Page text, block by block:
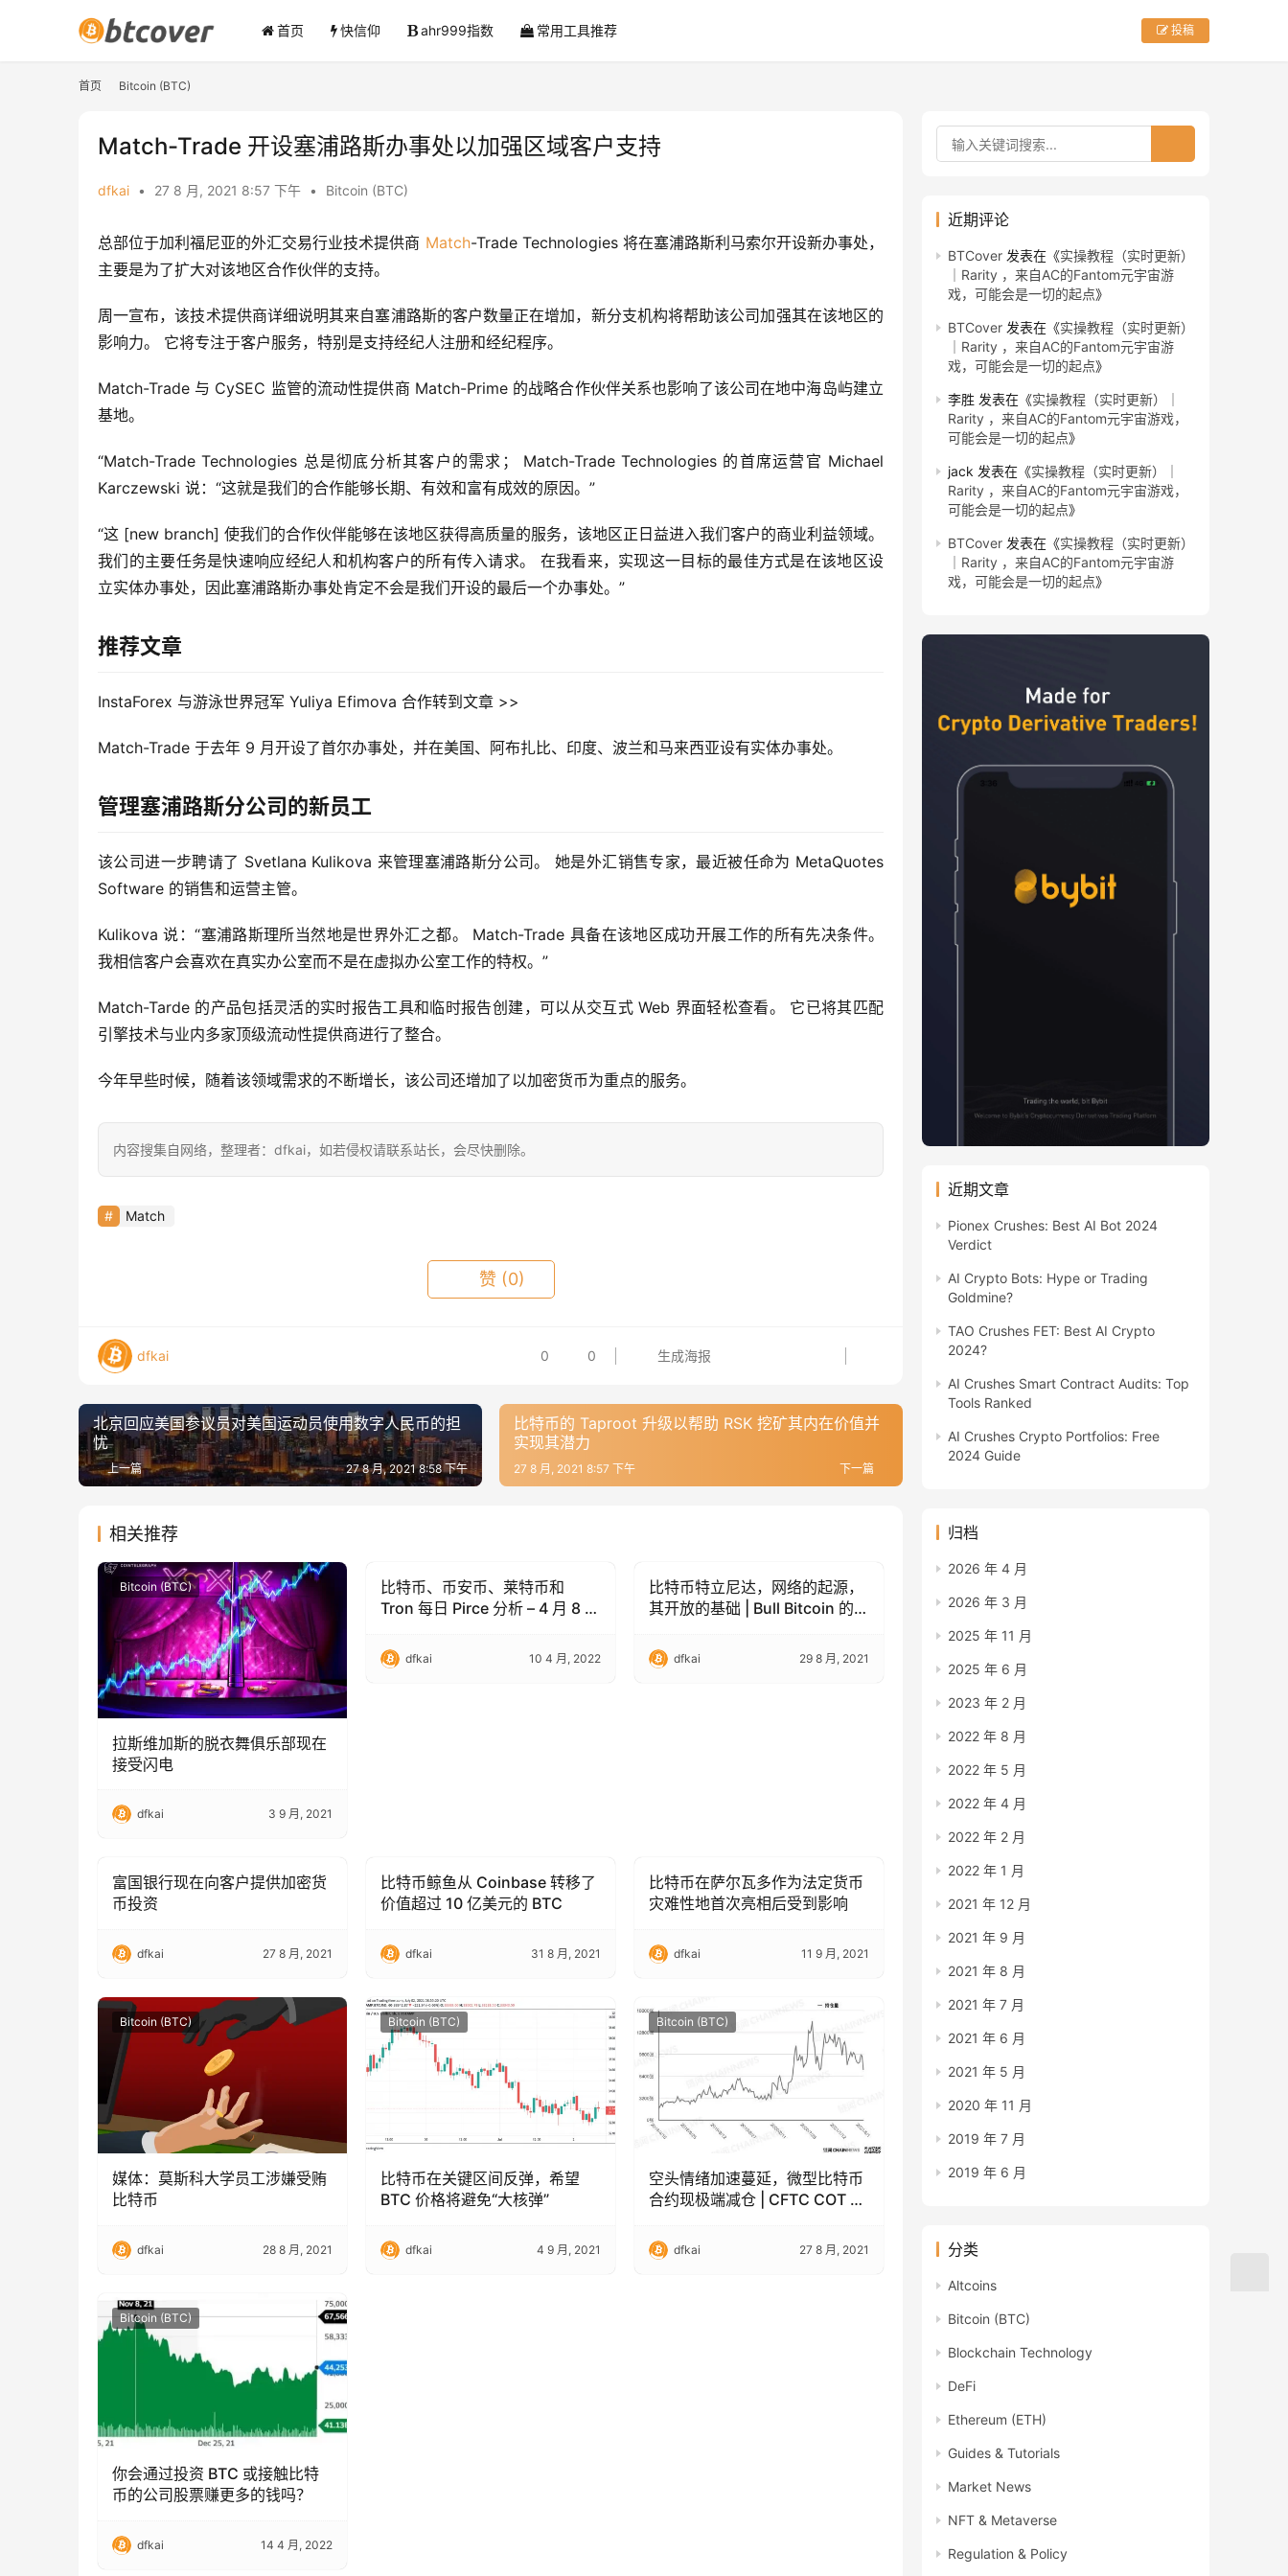
首页 快信仰 ahr999指数 常用工具推荐 投稿
首页 Bitcoin (BTC)
Match-Trade 开设塞浦路斯办事处以加强区域客户支持
dfkai • 27 8 月, 2021 8:57 下午 • Bitcoin (BTC)
总部位于加利福尼亚的外汇交易行业技术提供商 Match-Trade Technologies 将在塞浦路斯利马索尔开设新办事处，
主要是为了扩大对该地区合作伙伴的支持。
周一宣布，该技术提供商详细说明其来自塞浦路斯的客户数量正在增加，新分支机构将帮助该公司加强其在该地区的
影响力。 它将专注于客户服务，特别是支持经纪人注册和经纪程序。
Match-Trade 与 CySEC 监管的流动性提供商 Match-Prime 的战略合作伙伴关系也影响了该公司在地中海岛屿建立
基地。
“Match-Trade Technologies 总是彻底分析其客户的需求； Match-Trade Technologies 的首席运营官 Michael
Karczewski 说：“这就是我们的合作能够长期、有效和富有成效的原因。”
“这 [new branch] 使我们的合作伙伴能够在该地区获得高质量的服务，该地区正日益进入我们客户的商业利益领域。
我们的主要任务是快速响应经纪人和机构客户的所有传入请求。 在我看来，实现这一目标的最佳方式是在该地区设
立实体办事处，因此塞浦路斯办事处肯定不会是我们开设的最后一个办事处。”
推荐文章
InstaForex 与游泳世界冠军 Yuliya Efimova 合作转到文章 >>
Match-Trade 于去年 9 月开设了首尔办事处，并在美国、阿布扎比、印度、波兰和马来西亚设有实体办事处。
管理塞浦路斯分公司的新员工
该公司进一步聘请了 Svetlana Kulikova 来管理塞浦路斯分公司。 她是外汇销售专家，最近被任命为 MetaQuotes
Software 的销售和运营主管。
Kulikova 说：“塞浦路斯理所当然地是世界外汇之都。 Match-Trade 具备在该地区成功开展工作的所有先决条件。
我相信客户会喜欢在真实办公室而不是在虚拟办公室工作的特权。”
Match-Tarde 的产品包括灵活的实时报告工具和临时报告创建，可以从交互式 Web 界面轻松查看。 它已将其匹配
引擎技术与业内多家顶级流动性提供商进行了整合。
今年早些时候，随着该领域需求的不断增长，该公司还增加了以加密货币为重点的服务。
内容搜集自网络，整理者：dfkai，如若侵权请联系站长，会尽快删除。
Match
赞 (0)
dfkai 0 0 生成海报
北京回应美国参议员对美国运动员使用数字人民币的担
忧
上一篇 27 8 月, 2021 8:58 下午
比特币的 Taproot 升级以帮助 RSK 挖矿其内在价值并
实现其潜力
下一篇
27 8 月, 2021 8:57 下午
相关推荐
Bitcoin (BTC)
拉斯维加斯的脱衣舞俱乐部现在
接受闪电
dfkai 3 9 月, 2021
Bitcoin (BTC)
比特币、币安币、莱特币和
Tron 每日 Pirce 分析 – 4 月 8 日
dfkai 10 4 月, 2022
Bitcoin (BTC)
比特币特立尼达，网络的起源，
其开放的基础 | Bull Bitcoin 的
dfkai 29 8 月, 2021
Bitcoin (BTC)
富国银行现在向客户提供加密货
币投资
dfkai 27 8 月, 2021
Bitcoin (BTC)
比特币鲸鱼从 Coinbase 转移了
价值超过 10 亿美元的 BTC
dfkai 31 8 月, 2021
Bitcoin (BTC)
比特币在萨尔瓦多作为法定货币
灾难性地首次亮相后受到影响
dfkai 11 9 月, 2021
Bitcoin (BTC)
媒体：莫斯科大学员工涉嫌受贿
比特币
dfkai 28 8 月, 2021
Bitcoin (BTC)
比特币在关键区间反弹，希望
BTC 价格将避免“大核弹”
dfkai 4 9 月, 2021
Bitcoin (BTC)
空头情绪加速蔓延，微型比特币
合约现极端减仓 | CFTC COT 加
dfkai 27 8 月, 2021
Bitcoin (BTC)
你会通过投资 BTC 或接触比特
币的公司股票赚更多的钱吗？
dfkai 14 4 月, 2022
近期评论
BTCover 发表在《实操教程（实时更新）
｜Rarity ，来自AC的Fantom元宇宙游
戏，可能会是一切的起点》
BTCover 发表在《实操教程（实时更新）
｜Rarity ，来自AC的Fantom元宇宙游
戏，可能会是一切的起点》
李胜 发表在《实操教程（实时更新）｜
Rarity ，来自AC的Fantom元宇宙游戏，
可能会是一切的起点》
jack 发表在《实操教程（实时更新）｜
Rarity ，来自AC的Fantom元宇宙游戏，
可能会是一切的起点》
BTCover 发表在《实操教程（实时更新）
｜Rarity ，来自AC的Fantom元宇宙游
戏，可能会是一切的起点》
近期文章
Pionex Crushes: Best AI Bot 2024
Verdict
AI Crypto Bots: Hype or Trading
Goldmine?
TAO Crushes FET: Best AI Crypto
2024?
AI Crushes Smart Contract Audits: Top
Tools Ranked
AI Crushes Crypto Portfolios: Free
2024 Guide
归档
2026 年 4 月
2026 年 3 月
2025 年 11 月
2025 年 6 月
2023 年 2 月
2022 年 8 月
2022 年 5 月
2022 年 4 月
2022 年 2 月
2022 年 1 月
2021 年 12 月
2021 年 9 月
2021 年 8 月
2021 年 7 月
2021 年 6 月
2021 年 5 月
2020 年 11 月
2019 年 7 月
2019 年 6 月
分类
Altcoins
Bitcoin (BTC)
Blockchain Technology
DeFi
Ethereum (ETH)
Guides & Tutorials
Market News
NFT & Metaverse
Regulation & Policy